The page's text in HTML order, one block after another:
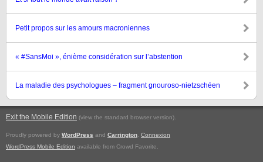
Petit propos sur les amours macroniennes
« #SansMoi », énième considération sur l’abstention
La maladie des psychologues – fragment gnouroso-nietzschéen
Exit the Mobile Edition (view the standard browser version).
Proudly powered by WordPress and Carrington Connexion
WordPress Mobile Edition available from Crowd Favorite.